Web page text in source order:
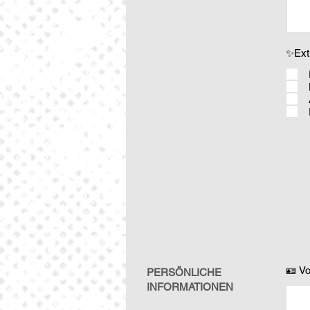
PERSÖNLICHE
INFORMATIONEN
🪪